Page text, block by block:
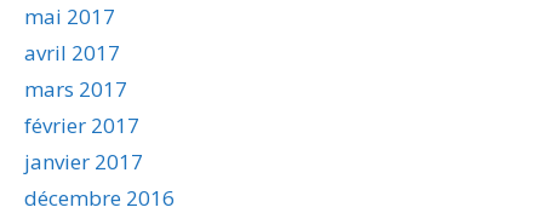
mai 2017
avril 2017
mars 2017
février 2017
janvier 2017
décembre 2016